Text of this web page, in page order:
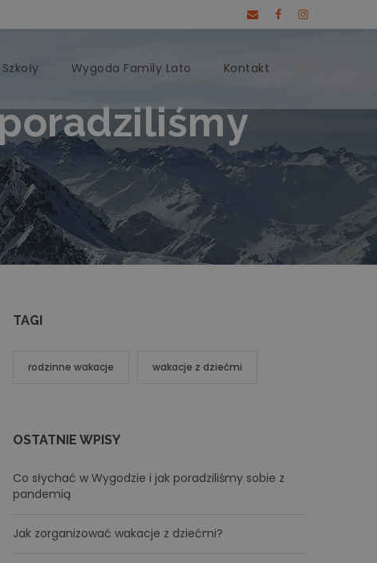
Szkoły Wygoda Family Lato Kontakt
TAGI
rodzinne wakacje wakacje z dziećmi
OSTATNIE WPISY
Co słychać w Wygodzie i jak poradziliśmy sobie z
pandemią
Jak zorganizować wakacje z dziećmi?